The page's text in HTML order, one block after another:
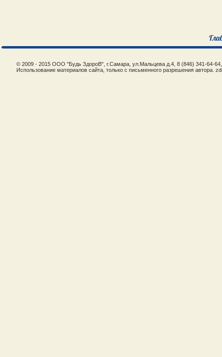
© 2009 - 2015 ООО "Будь ЗдороВ", г.Самара, ул.Мальцева д.4, 8 (846) 341-64-
Использование материалов сайта, только с письменного разрешения автора.